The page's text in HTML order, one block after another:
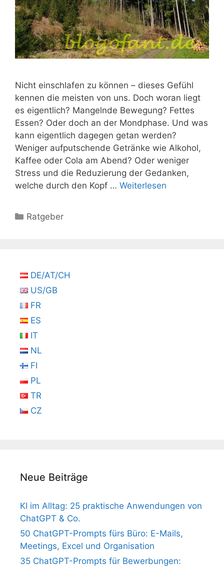
Nicht einschlafen zu können – dieses Gefühl
kennen die meisten von uns. Doch woran liegt
es eigentlich? Mangelnde Bewegung? Fettes
Essen? Oder doch an der Mondphase. Und was
kann eigentlich dagegen getan werden?
Weniger aufputschende Getränke wie Alkohol,
Kaffee oder Cola am Abend? Oder weniger
Stress und die Reduzierung der Gedanken,
welche durch den Kopf … Weiterlesen
Kategorien
Ratgeber
DE/AT/CH
US/GB
FR
ES
IT
NL
FI
PL
TR
CZ
Neue Beiträge
KI im Alltag: 25 praktische Anwendungen von
ChatGPT & Co.
50 ChatGPT-Prompts fürs Büro: E-Mails,
Meetings, Excel und Organisation
35 ChatGPT-Prompts für Bewerbungen: